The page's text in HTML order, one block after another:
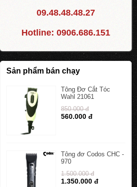
09.48.48.48.27
Hotline: 0906.686.151
Sản phẩm bán chạy
Tông Đơ Cắt Tóc
Wahl 21061
850.000 đ
560.000 đ
Tông đơ Codos CHC -
970
1.500.000 đ
1.350.000 đ